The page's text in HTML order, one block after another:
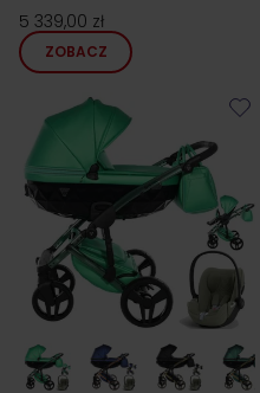
5 339,00 zł
ZOBACZ